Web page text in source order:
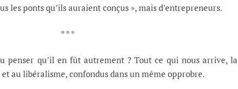
les ponts qu’ils auraient conçus », mais d’entrepreneurs.
* * *
penser qu’il en fût autrement ? Tout ce qui nous arrive, la
au libéralisme, confondus dans un même opprobre.